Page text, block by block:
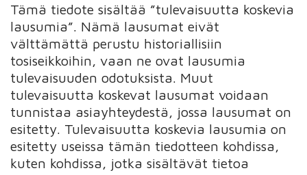
Tämä tiedote sisältää ”tulevaisuutta koskevia
lausumia”. Nämä lausumat eivät
välttämättä perustu historiallisiin
tosiseikkoihin, vaan ne ovat lausumia
tulevaisuuden odotuksista. Muut
tulevaisuutta koskevat lausumat voidaan
tunnistaa asiayhteydestä, jossa lausumat on
esitetty. Tulevaisuutta koskevia lausumia on
esitetty useissa tämän tiedotteen kohdissa,
kuten kohdissa, jotka sisältävät tietoa